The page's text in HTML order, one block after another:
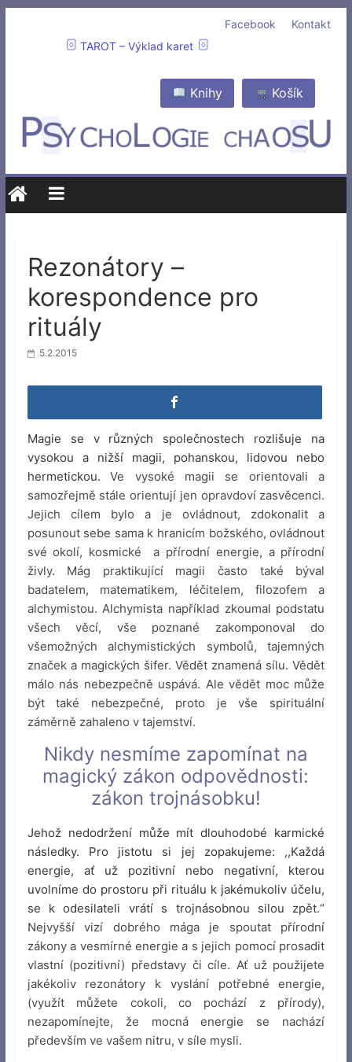
Kontakt
Facebook
TAROT – Výklad karet
Košík
Knihy
Rezonátory –
korespondence pro
rituály
5.2.2015
Magie se v různých společnostech rozlišuje na
vysokou a nižší magii, pohanskou, lidovou nebo
hermetickou.
Ve vysoké magii se orientovali a
samozřejmě stále orientují jen opravdoví zasvěcenci.
Jejich cílem bylo a je ovládnout, zdokonalit a
posunout sebe sama k hranicím božského, ovládnout
své okolí, kosmické a přírodní energie, a přírodní
živly. Mág praktikující magii často také býval
badatelem, matematikem, léčitelem, filozofem a
alchymistou. Alchymista například zkoumal podstatu
všech věcí, vše poznané zakomponoval do
všemožných alchymistických symbolů, tajemných
značek a magických šifer. Vědět znamená sílu. Vědět
málo nás nebezpečně uspává. Ale vědět moc může
být také nebezpečné, proto je vše spirituální
záměrně zahaleno v tajemství.
Nikdy nesmíme zapomínat na
magický zákon odpovědnosti:
zákon trojnásobku!
Jehož nedodržení může mít dlouhodobé karmické
následky. Pro jistotu si jej zopakujeme: ,,Každá
energie, ať už pozitivní nebo negativní, kterou
uvolníme do prostoru při rituálu k jakémukoliv účelu,
se k odesilateli vrátí s trojnásobnou silou zpět.“
Nejvyšší vizí dobrého mága je spoutat přírodní
zákony a vesmírné energie a s jejich pomocí prosadit
vlastní (pozitivní) představy či cíle. Ať už použijete
jakékoliv rezonátory k vyslání potřebné energie,
(využít můžete cokoli, co pochází z přírody),
nezapomínejte, že mocná energie se nachází
především ve vašem nitru, v síle mysli.